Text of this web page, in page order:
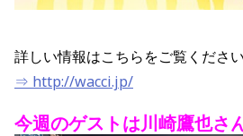
詳しい情報はこちらをご覧ください
⇒ http://wacci.jp/
今週のゲストは川崎鷹也さ